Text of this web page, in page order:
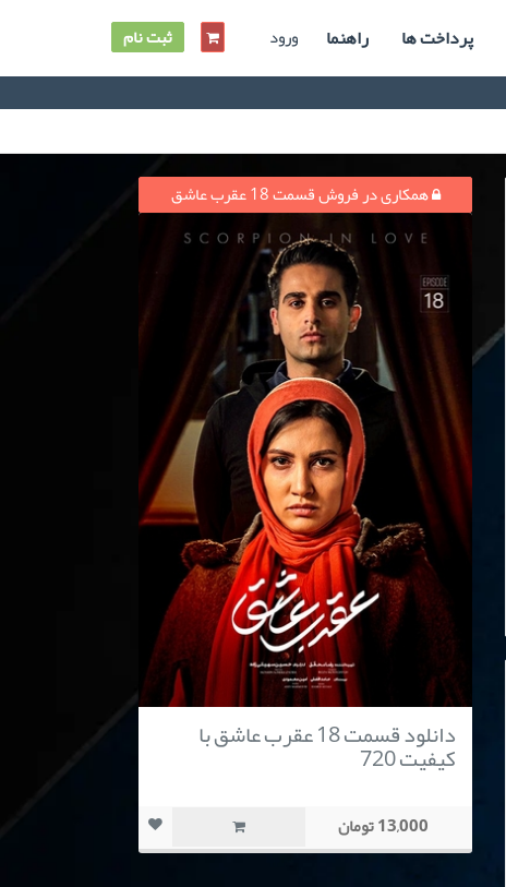
پرداخت ها راهنما ورود ثبت نام
همکاری در فروش قسمت 18 عقرب عاشق
دانلود قسمت 18 عقرب عاشق با
کیفیت 720
13,000 تومان